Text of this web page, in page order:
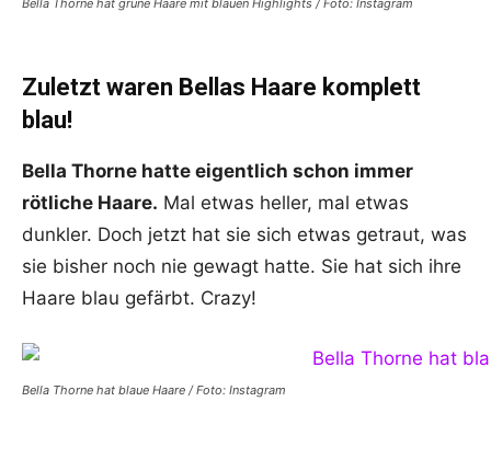
Bella Thorne hat grüne Haare mit blauen Highlights / Foto: Instagram
Zuletzt waren Bellas Haare komplett
blau!
Bella Thorne hatte eigentlich schon immer
rötliche Haare. Mal etwas heller, mal etwas
dunkler. Doch jetzt hat sie sich etwas getraut, was
sie bisher noch nie gewagt hatte. Sie hat sich ihre
Haare blau gefärbt. Crazy!
Bella Thorne hat blaue Haare / Foto: Instagram